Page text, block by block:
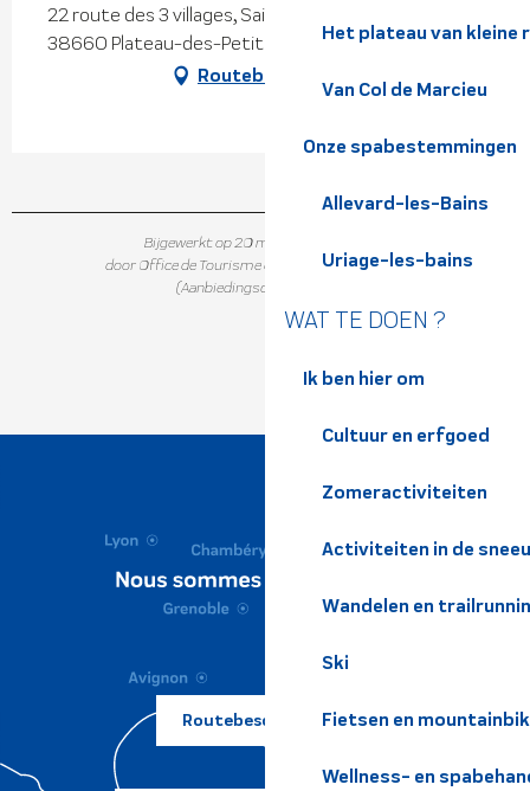
Het plateau van kleine
Van Col de Marcieu
Onze spabestemmingen
Allevard-les-Bains
Uriage-les-bains
WAT TE DOEN ?
Ik ben hier om
Cultuur en erfgoed
Zomeractiviteiten
Activiteiten in de
Wandelen en
Ski
Fietsen en
Wellness- en
22 route des 3 villages, Saint-Hilaire du Touvet,
38660 Plateau-des-Petites-Roches
Routebeschrijving
Bijgewerkt op 20 maart 2026 in 16:05
door Office de Tourisme de Belledonne Chartreuse
(Aanbiedingscode :
Routebeschrijving ?